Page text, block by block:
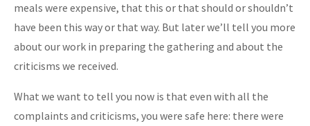
meals were expensive, that this or that should or shouldn’t
have been this way or that way. But later we’ll tell you more
about our work in preparing the gathering and about the
criticisms we received.
What we want to tell you now is that even with all the
complaints and criticisms, you were safe here: there were